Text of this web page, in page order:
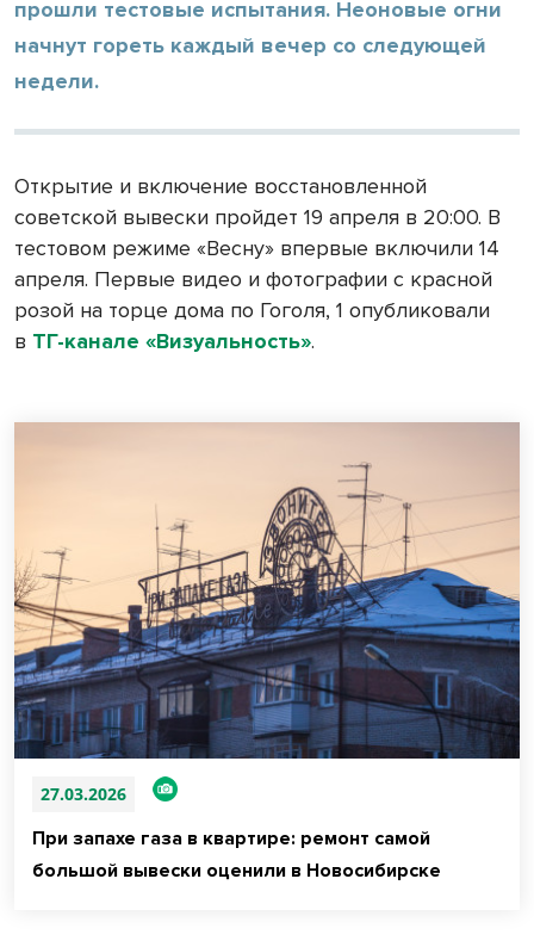
прошли тестовые испытания. Неоновые огни
начнут гореть каждый вечер со следующей
недели.
Открытие и включение восстановленной
советской вывески пройдет 19 апреля в 20:00. В
тестовом режиме «Весну» впервые включили 14
апреля. Первые видео и фотографии с красной
розой на торце дома по Гоголя, 1 опубликовали
в ТГ-канале «Визуальность».
27.03.2026
При запахе газа в квартире: ремонт самой
большой вывески оценили в Новосибирске